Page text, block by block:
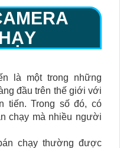
là một trong những
đầu trên thế giới với
tiến. Trong số đó, có
chạy mà nhiều người
chạy thường được